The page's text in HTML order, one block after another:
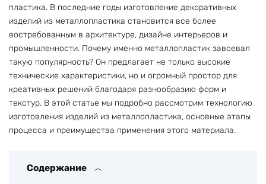
пластика. В последние годы изготовление декоративных
изделий из металлопластика становится все более
востребованным в архитектуре, дизайне интерьеров и
промышленности. Почему именно металлопластик завоевал
такую популярность? Он предлагает не только высокие
технические характеристики, но и огромный простор для
креативных решений благодаря разнообразию форм и
текстур. В этой статье мы подробно рассмотрим технологию
изготовления изделий из металлопластика, основные этапы
процесса и преимущества применения этого материала.
Содержание